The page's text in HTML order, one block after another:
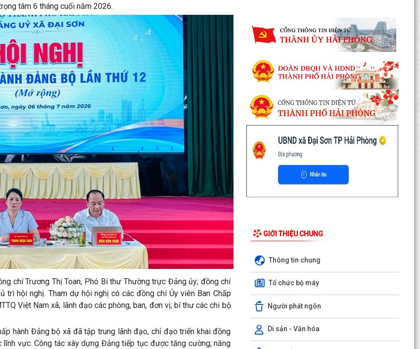
tâm 6 tháng cuối năm 2026.
chí Trương Thị Toan, Phó Bí thư Thường trực Đảng ủy; đồng chí
hội nghị. Tham dự hội nghị có các đồng chí Ủy viên Ban Chấp
Việt Nam xã; lãnh đạo các phòng, ban, đơn vị; bí thư các chi bộ
hành Đảng bộ xã đã tập trung lãnh đạo, chỉ đạo triển khai đồng
vực. Công tác xây dựng Đảng tiếp tục được tăng cường; năng
GIỚI THIỆU CHUNG
Thông tin chung
Tổ chức bộ máy
Người phát ngôn
Di sản - Văn hóa